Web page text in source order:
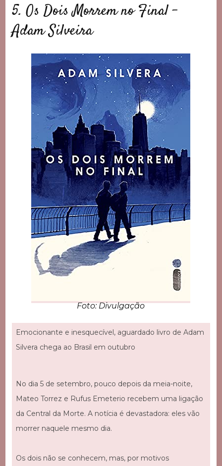
5. Os Dois Morrem no Final –
Adam Silveira
Foto: Divulgação
Emocionante e inesquecível, aguardado livro de Adam
Silvera chega ao Brasil em outubro
No dia 5 de setembro, pouco depois da meia-noite,
Mateo Torrez e Rufus Emeterio recebem uma ligação
da Central da Morte. A notícia é devastadora: eles vão
morrer naquele mesmo dia.
Os dois não se conhecem, mas, por motivos